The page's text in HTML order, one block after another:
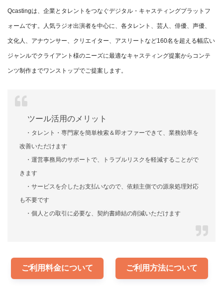
Qcastingは、企業とタレントをつなぐデジタル・キャスティングプラットフ
ォームです。人気ラジオ出演者を中心に、各タレント、芸人、俳優、声優、
文化人、アナウンサー、クリエイター、アスリートなど160名を超える幅広い
ジャンルでクライアント様のニーズに最適なキャスティング提案からコンテ
ンツ制作までワンストップでご提案します。
ツール活用のメリット
・タレント・専門家を簡単検索＆即オファーできて、業務効率を
改善いただけます
・運営事務局のサポートで、トラブルリスクを軽減することがで
きます
・サービスを介したお支払いなので、依頼主側での源泉処理対応
も不要です
・個人との取引に必要な、契約書締結の削減いただけます
ご利用料金について ご利用方法について